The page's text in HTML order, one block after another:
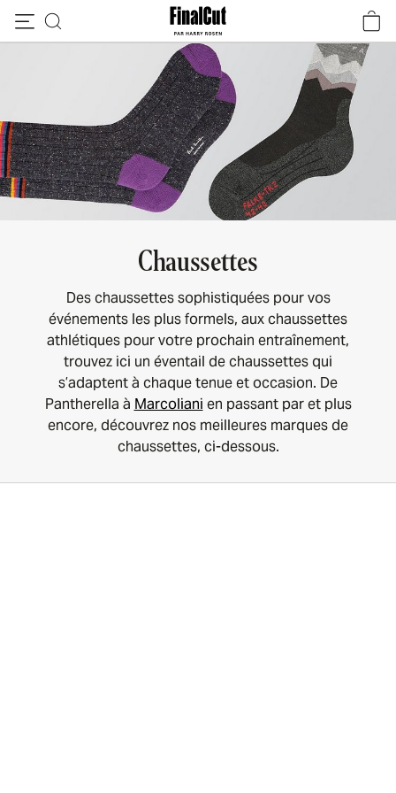
Chaussettes
Des chaussettes sophistiquées pour vos
événements les plus formels, aux chaussettes
athlétiques pour votre prochain entraînement,
trouvez ici un éventail de chaussettes qui
s’adaptent à chaque tenue et occasion. De
Pantherella à Marcoliani en passant par et plus
encore, découvrez nos meilleures marques de
chaussettes, ci-dessous.